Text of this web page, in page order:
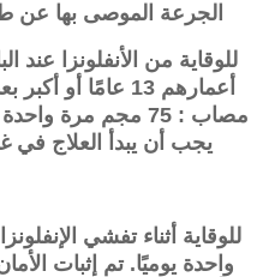
الجرعة الموصى بها عن
للوقاية من الأنفلونزا عند
أعمارهم 13 عامًا
يجب أن يبدأ العلاج